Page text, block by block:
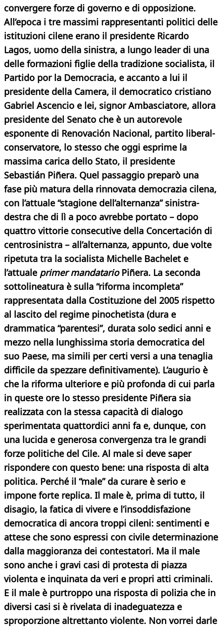
convergere forze di governo e di opposizione.
All’epoca i tre massimi rappresentanti politici delle
istituzioni cilene erano il presidente Ricardo
Lagos, uomo della sinistra, a lungo leader di una
delle formazioni figlie della tradizione socialista, il
Partido por la Democracia, e accanto a lui il
presidente della Camera, il democratico cristiano
Gabriel Ascencio e lei, signor Ambasciatore, allora
presidente del Senato che è un autorevole
esponente di Renovación Nacional, partito liberal-
conservatore, lo stesso che oggi esprime la
massima carica dello Stato, il presidente
Sebastián Piñera. Quel passaggio preparò una
fase più matura della rinnovata democrazia cilena,
con l’attuale “stagione dell’alternanza” sinistra-
destra che di lì a poco avrebbe portato – dopo
quattro vittorie consecutive della Concertación di
centrosinistra – all’alternanza, appunto, due volte
ripetuta tra la socialista Michelle Bachelet e
l’attuale primer mandatario Piñera. La seconda
sottolineatura è sulla “riforma incompleta”
rappresentata dalla Costituzione del 2005 rispetto
al lascito del regime pinochetista (dura e
drammatica “parentesi”, durata solo sedici anni e
mezzo nella lunghissima storia democratica del
suo Paese, ma simili per certi versi a una tenaglia
difficile da spezzare definitivamente). L’augurio è
che la riforma ulteriore e più profonda di cui parla
in queste ore lo stesso presidente Piñera sia
realizzata con la stessa capacità di dialogo
sperimentata quattordici anni fa e, dunque, con
una lucida e generosa convergenza tra le grandi
forze politiche del Cile. Al male si deve saper
rispondere con questo bene: una risposta di alta
politica. Perché il “male” da curare è serio e
impone forte replica. Il male è, prima di tutto, il
disagio, la fatica di vivere e l’insoddisfazione
democratica di ancora troppi cileni: sentimenti e
attese che sono espressi con civile determinazione
dalla maggioranza dei contestatori. Ma il male
sono anche i gravi casi di protesta di piazza
violenta e inquinata da veri e propri atti criminali.
E il male è purtroppo una risposta di polizia che in
diversi casi si è rivelata di inadeguatezza e
sproporzione altrettanto violente. Non vorrei darle